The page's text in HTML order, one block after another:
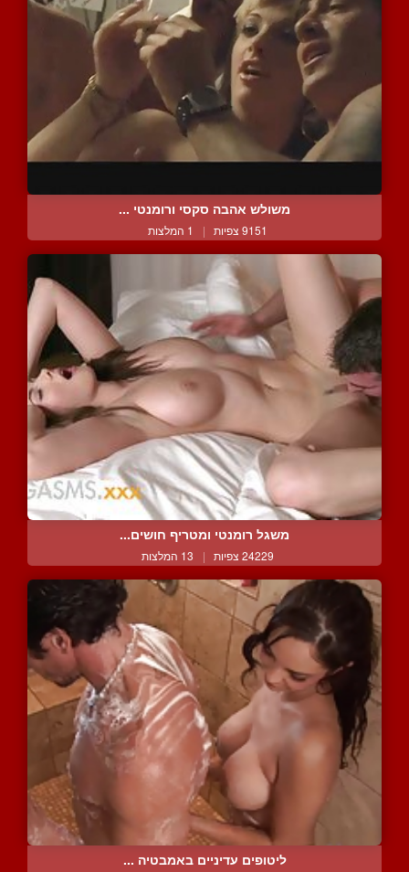
משולש אהבה סקסי ורומנטי ...
9151 צפיות | 1 המלצות
משגל רומנטי ומטריף חושים...
24229 צפיות | 13 המלצות
ליטופים עדיניים באמבטיה ...